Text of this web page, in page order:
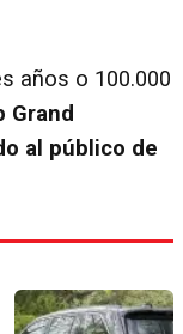
años o 100.000
Grand
al público de